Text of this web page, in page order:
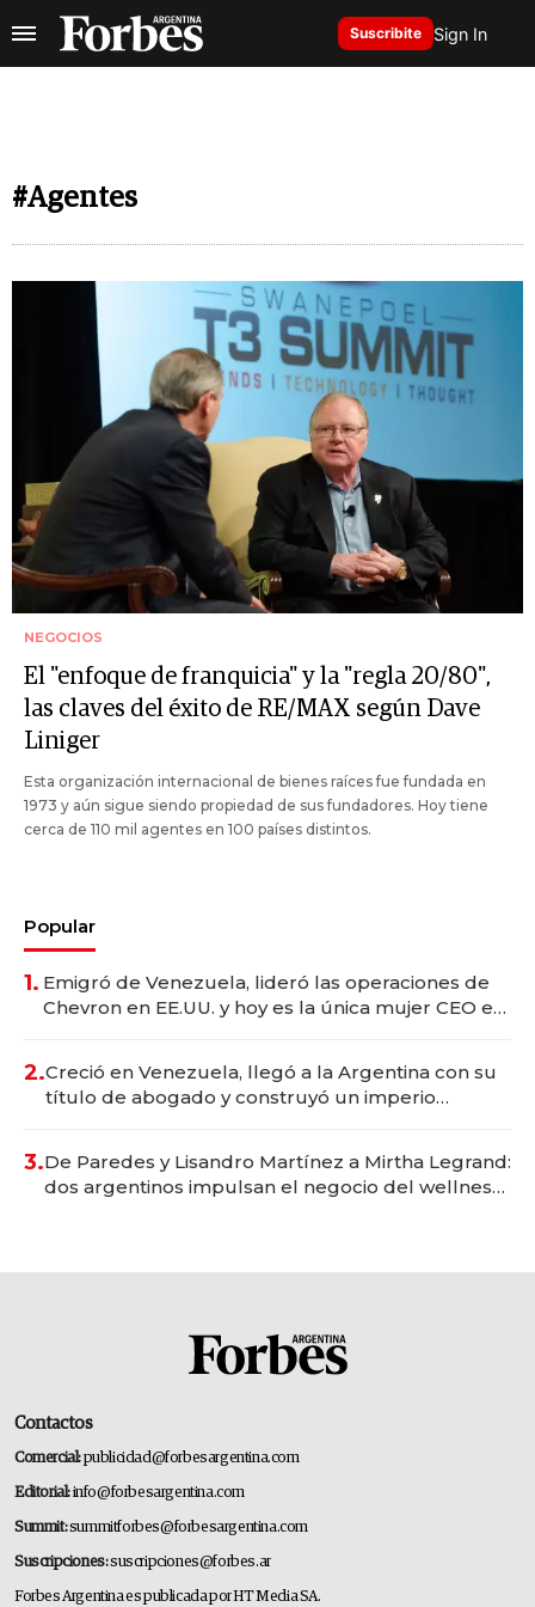
Suscribite Sign In
#Agentes
NEGOCIOS
El "enfoque de franquicia" y la "regla 20/80",
las claves del éxito de RE/MAX según Dave
Liniger
Esta organización internacional de bienes raíces fue fundada en
1973 y aún sigue siendo propiedad de sus fundadores. Hoy tiene
cerca de 110 mil agentes en 100 países distintos.
Popular
1. Emigró de Venezuela, lideró las operaciones de
Chevron en EE.UU. y hoy es la única mujer CEO en
2.Creció en Venezuela, llegó a la Argentina con su
título de abogado y construyó un imperio
3.De Paredes y Lisandro Martínez a Mirtha Legrand:
dos argentinos impulsan el negocio del wellness
Contactos
Comercial:publicidad@forbesargentina.com
Editorial:info@forbesargentina.com
Summit:summitforbes@forbesargentina.com
Suscripciones:suscripciones@forbes.ar
Forbes Argentina es publicada por HT Media SA.